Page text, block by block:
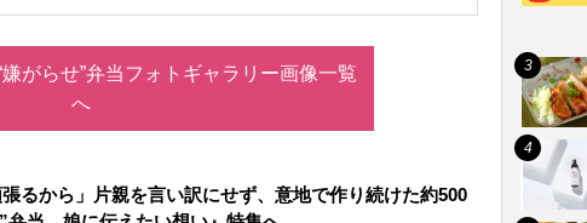
がらせ”弁当フォトギャラリー画像一覧
へ
るから」片親を言い訳にせず、意地で作り続けた約500